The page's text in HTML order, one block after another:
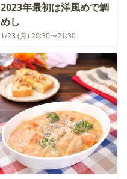
2023年最初は洋風めで鯛
めし
1/23 (月) 20:30〜21:30